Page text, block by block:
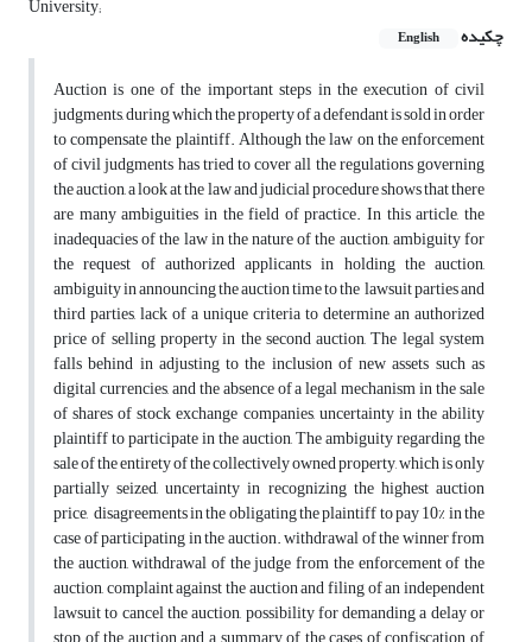
University;
چکیده
English
Auction is one of the important steps in the execution of civil
judgments, during which the property of a defendant is sold in order
to compensate the plaintiff. Although the law on the enforcement
of civil judgments has tried to cover all the regulations governing
the auction, a look at the law and judicial procedure shows that there
are many ambiguities in the field of practice. In this article, the
inadequacies of the law in the nature of the auction, ambiguity for
the request of authorized applicants in holding the auction,
ambiguity in announcing the auction time to the lawsuit parties and
third parties, lack of a unique criteria to determine an authorized
price of selling property in the second auction, The legal system
falls behind in adjusting to the inclusion of new assets such as
digital currencies, and the absence of a legal mechanism in the sale
of shares of stock exchange companies, uncertainty in the ability
plaintiff to participate in the auction, The ambiguity regarding the
sale of the entirety of the collectively owned property, which is only
partially seized, uncertainty in recognizing the highest auction
price, disagreements in the obligating the plaintiff to pay 10% in the
case of participating in the auction. withdrawal of the winner from
the auction, withdrawal of the judge from the enforcement of the
auction, complaint against the auction and filing of an independent
lawsuit to cancel the auction, possibility for demanding a delay or